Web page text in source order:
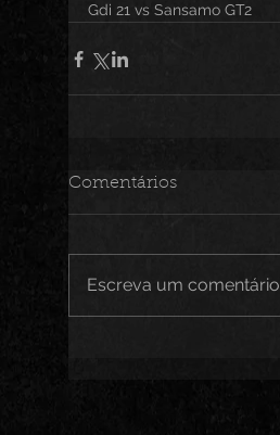
Gdi 21 vs Sansamo GT2
Comentários
Escreva um comentário